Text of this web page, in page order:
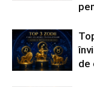
de